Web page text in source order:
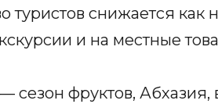
туристов снижается как
и на местные
сезон фруктов,